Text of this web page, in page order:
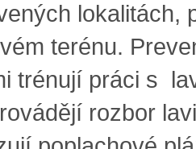
lokalitách,
terénu.
trénují práci s
rozbor